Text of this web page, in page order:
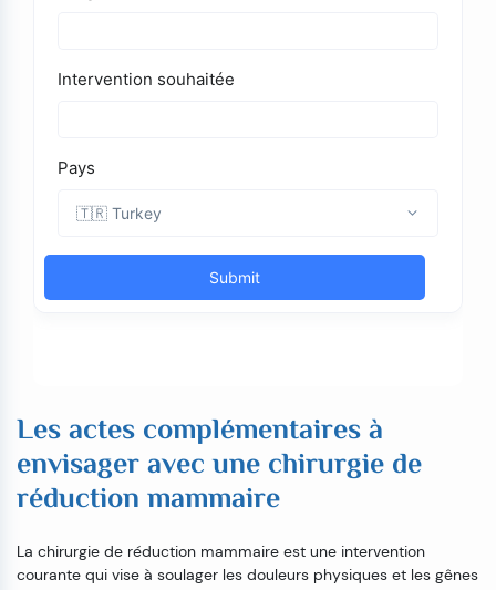
Les actes complémentaires à
envisager avec une chirurgie de
réduction mammaire
La chirurgie de réduction mammaire est une intervention
courante qui vise à soulager les douleurs physiques et les gênes